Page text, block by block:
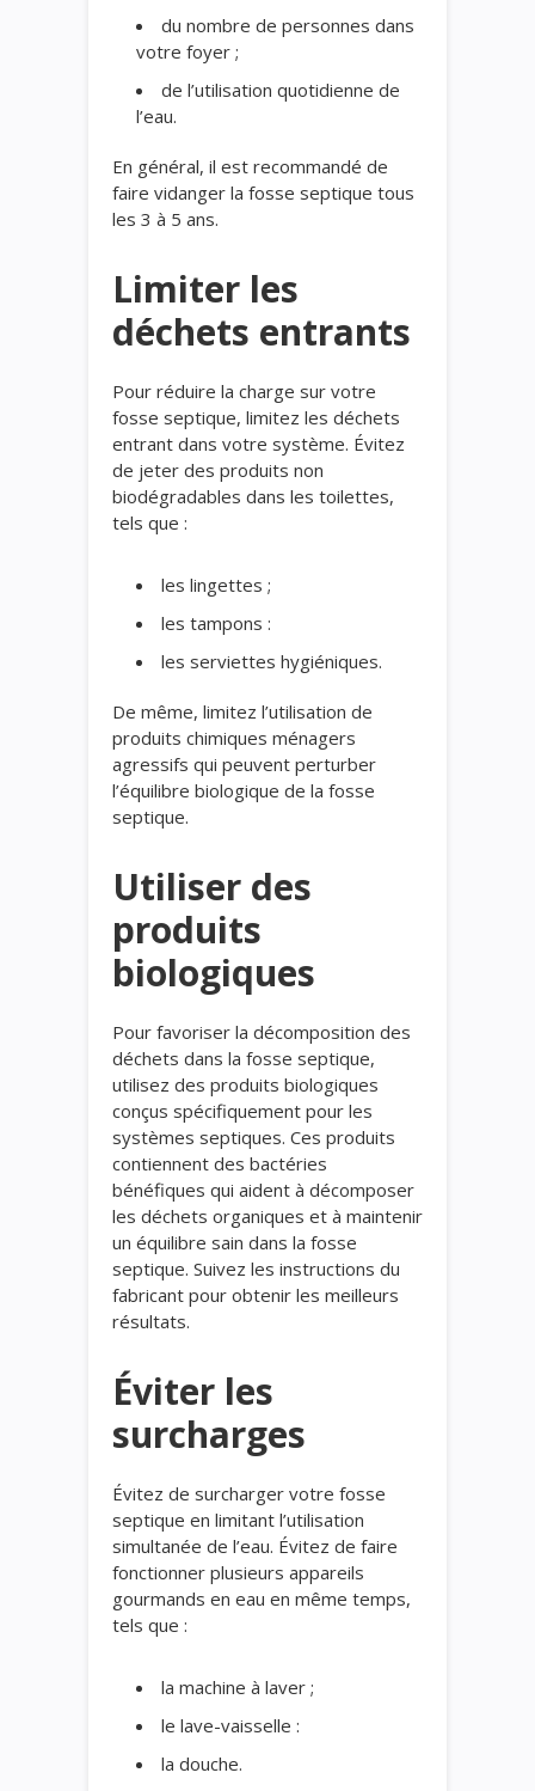
du nombre de personnes dans
votre foyer ;
de l’utilisation quotidienne de
l’eau.
En général, il est recommandé de
faire vidanger la fosse septique tous
les 3 à 5 ans.
Limiter les
déchets entrants
Pour réduire la charge sur votre
fosse septique, limitez les déchets
entrant dans votre système. Évitez
de jeter des produits non
biodégradables dans les toilettes,
tels que :
les lingettes ;
les tampons :
les serviettes hygiéniques.
De même, limitez l’utilisation de
produits chimiques ménagers
agressifs qui peuvent perturber
l’équilibre biologique de la fosse
septique.
Utiliser des
produits
biologiques
Pour favoriser la décomposition des
déchets dans la fosse septique,
utilisez des produits biologiques
conçus spécifiquement pour les
systèmes septiques. Ces produits
contiennent des bactéries
bénéfiques qui aident à décomposer
les déchets organiques et à maintenir
un équilibre sain dans la fosse
septique. Suivez les instructions du
fabricant pour obtenir les meilleurs
résultats.
Éviter les
surcharges
Évitez de surcharger votre fosse
septique en limitant l’utilisation
simultanée de l’eau. Évitez de faire
fonctionner plusieurs appareils
gourmands en eau en même temps,
tels que :
la machine à laver ;
le lave-vaisselle :
la douche.